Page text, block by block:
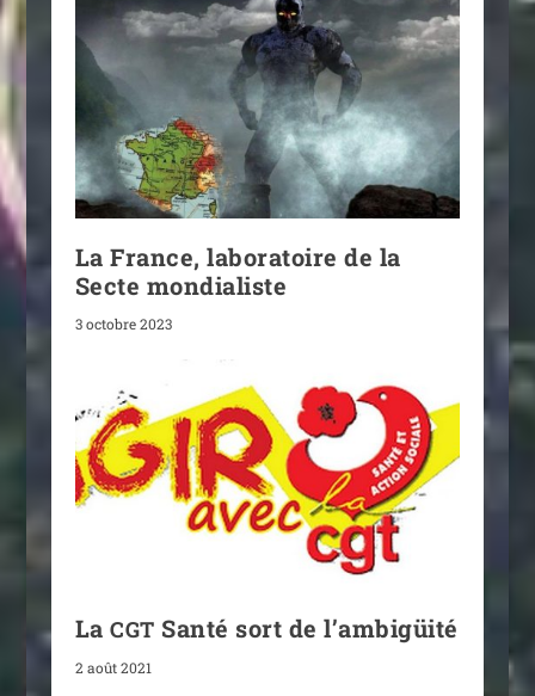
La France, laboratoire de la
Secte mondialiste
3 octobre 2023
LaCGT Santé sort de l’ambigüité
2 août 2021